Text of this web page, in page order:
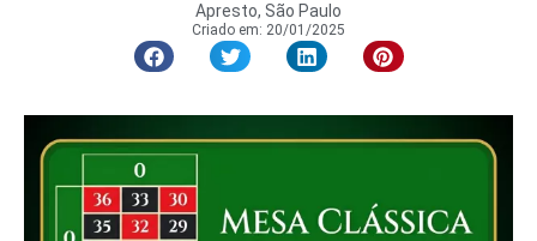
Apresto, São Paulo
Criado em: 20/01/2025